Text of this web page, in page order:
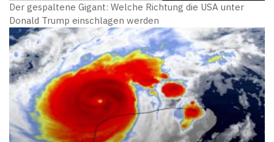
Der gespaltene Gigant: Welche Richtung die USA unter
Donald Trump einschlagen werden